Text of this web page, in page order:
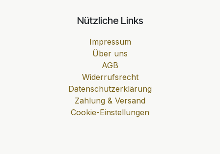
Nützliche Links
Impressum
Über uns
AGB
Widerrufsrecht
Datenschutzerklärung
Zahlung & Versand
Cookie-Einstellungen